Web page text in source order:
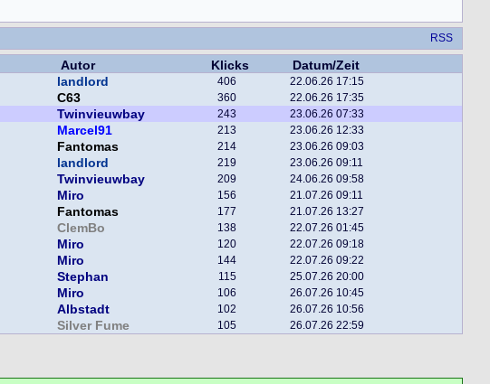
RSS
Autor Klicks
Datum/Zeit
landlord 406 22.06.26 17:15
C63 360 22.06.26 17:35
Twinvieuwbay 243 23.06.26 07:33
Marcel91 213 23.06.26 12:33
Fantomas 214 23.06.26 09:03
landlord 219 23.06.26 09:11
Twinvieuwbay 209 24.06.26 09:58
Miro 156 21.07.26 09:11
Fantomas 177 21.07.26 13:27
ClemBo 138 22.07.26 01:45
Miro 120 22.07.26 09:18
Miro 144 22.07.26 09:22
Stephan 115 25.07.26 20:00
Miro 106 26.07.26 10:45
Albstadt 102 26.07.26 10:56
Silver Fume 105 26.07.26 22:59